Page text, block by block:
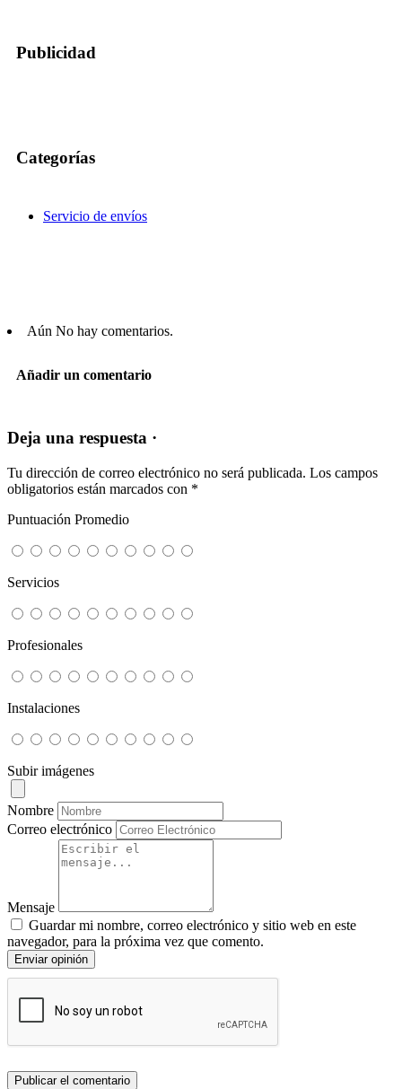
Publicidad
Categorías
Servicio de envíos
Aún No hay comentarios.
Añadir un comentario
Deja una respuesta ·
Tu dirección de correo electrónico no será publicada. Los campos
obligatorios están marcados con *
Puntuación Promedio
Servicios
Profesionales
Instalaciones
Subir imágenes
Nombre
Correo electrónico
Mensaje
Guardar mi nombre, correo electrónico y sitio web en este
navegador, para la próxima vez que comento.
Enviar opinión